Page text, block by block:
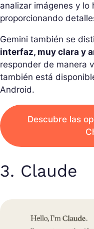
analizar imágenes y lo
proporcionando
Gemini también se
interfaz, muy clara y
responder de manera
también está
Android.
Descubre las
3. Claude